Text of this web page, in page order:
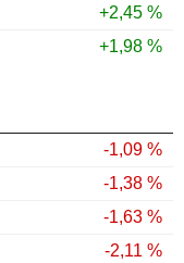
+2,45 %
+1,98 %
-1,09 %
-1,38 %
-1,63 %
-2,11 %